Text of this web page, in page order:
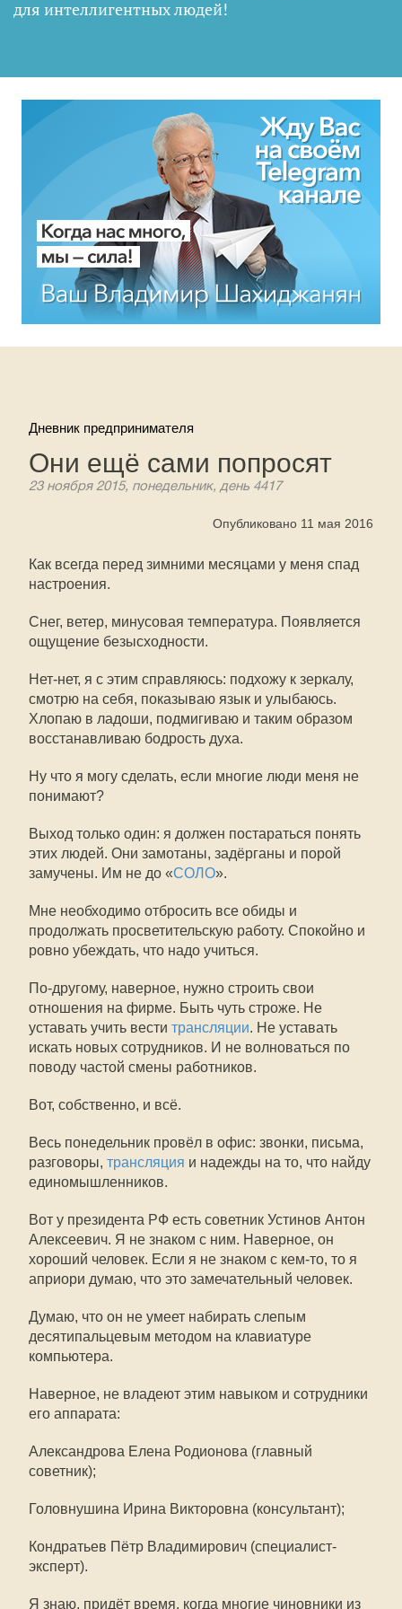
для интеллигентных людей!
Дневник предпринимателя
Они ещё сами попросят
23 ноября 2015, понедельник, день 4417
Опубликовано 11 мая 2016
Как всегда перед зимними месяцами у меня спад
настроения.
Снег, ветер, минусовая температура. Появляется
ощущение безысходности.
Нет-нет, я с этим справляюсь: подхожу к зеркалу,
смотрю на себя, показываю язык и улыбаюсь.
Хлопаю в ладоши, подмигиваю и таким образом
восстанавливаю бодрость духа.
Ну что я могу сделать, если многие люди меня не
понимают?
Выход только один: я должен постараться понять
этих людей. Они замотаны, задёрганы и порой
замучены. Им не до «СОЛО».
Мне необходимо отбросить все обиды и
продолжать просветительскую работу. Спокойно и
ровно убеждать, что надо учиться.
По-другому, наверное, нужно строить свои
отношения на фирме. Быть чуть строже. Не
уставать учить вести трансляции. Не уставать
искать новых сотрудников. И не волноваться по
поводу частой смены работников.
Вот, собственно, и всё.
Весь понедельник провёл в офис: звонки, письма,
разговоры, трансляция и надежды на то, что найду
единомышленников.
Вот у президента РФ есть советник Устинов Антон
Алексеевич. Я не знаком с ним. Наверное, он
хороший человек. Если я не знаком с кем-то, то я
априори думаю, что это замечательный человек.
Думаю, что он не умеет набирать слепым
десятипальцевым методом на клавиатуре
компьютера.
Наверное, не владеют этим навыком и сотрудники
его аппарата:
Александрова Елена Родионова (главный
советник);
Головнушина Ирина Викторовна (консультант);
Кондратьев Пётр Владимирович (специалист-
эксперт).
Я знаю, придёт время, когда многие чиновники из